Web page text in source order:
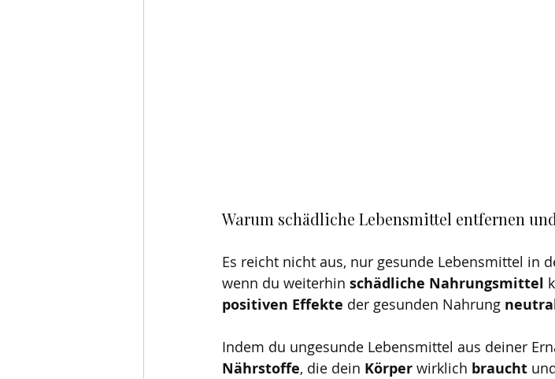
Warum schädliche Lebensmittel entfernen
Es reicht nicht aus, nur gesunde Lebensmittel in
wenn du weiterhin schädliche Nahrungsmittel
positiven Effekte der gesunden Nahrung
Indem du ungesunde Lebensmittel aus deiner
Nährstoffe, die dein Körper wirklich braucht